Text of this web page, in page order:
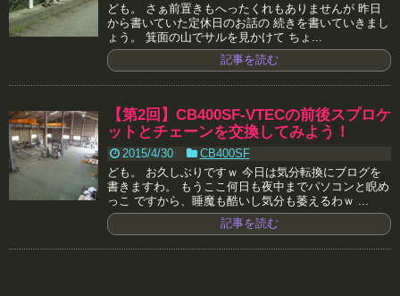
ども。 さぁ前置きもへったくれもありませんが 昨日
から書いていた定休日のお話の 続きを書いていきまし
ょう。 箕面の山でサルを見かけて ちょ...
記事を読む
【第2回】CB400SF-VTECの前後スプロケ
ットとチェーンを交換してみよう！
2015/4/30
CB400SF
ども。 お久しぶりですｗ 今日は気分転換にブログを
書きますわ。 もうここ何日も夜中までパソコンと睨め
っこ ですから、睡魔も酷いし気分も萎えるわｗ ...
記事を読む